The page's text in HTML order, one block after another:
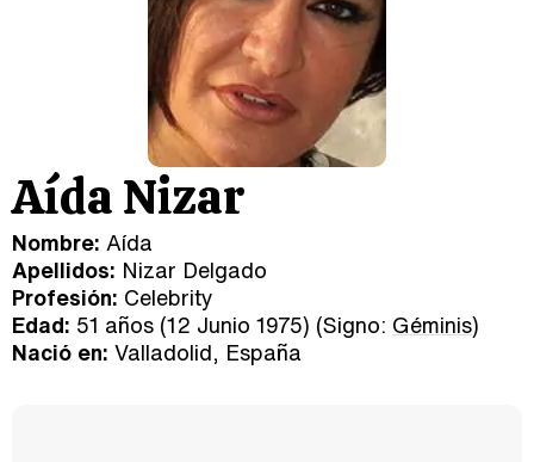
Aída Nizar
Nombre: Aída
Apellidos: Nizar Delgado
Profesión: Celebrity
Edad: 51 años (12 Junio 1975) (Signo: Géminis)
Nació en: Valladolid, España